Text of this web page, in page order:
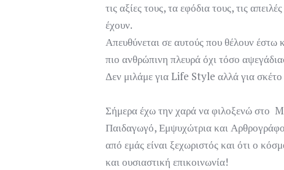
τις αξίες τους, τα εφόδια τους, τις
έχουν.
Απευθύνεται σε αυτούς που θέλουν έστω
πιο ανθρώπινη πλευρά όχι τόσο
Δεν μιλάμε για Life Style αλλά για
Σήμερα έχω την χαρά να φιλοξενώ στο
Παιδαγωγό, Εμψυχώτρια και
από εμάς είναι ξεχωριστός και ότι ο
και ουσιαστική επικοινωνία!